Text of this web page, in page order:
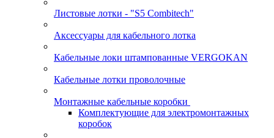
Листовые лотки - "S5 Combitech"
Аксессуары для кабельного лотка
Кабельные локи штампованные VERGOKAN
Кабельные лотки проволочные
Монтажные кабельные коробки
Комплектующие для электромонтажных
коробок